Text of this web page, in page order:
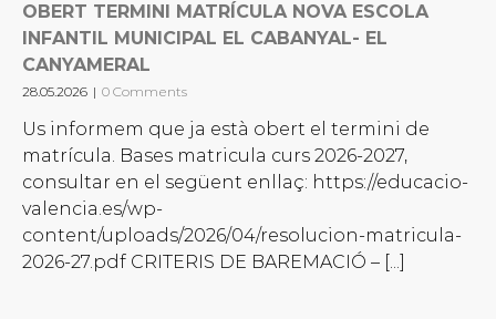
OBERT TERMINI MATRÍCULA NOVA ESCOLA
INFANTIL MUNICIPAL EL CABANYAL- EL
CANYAMERAL
28.05.2026 | 0 Comments
Us informem que ja està obert el termini de
matrícula. Bases matricula curs 2026-2027,
consultar en el següent enllaç: https://educacio-
valencia.es/wp-
content/uploads/2026/04/resolucion-matricula-
2026-27.pdf CRITERIS DE BAREMACIÓ – [...]